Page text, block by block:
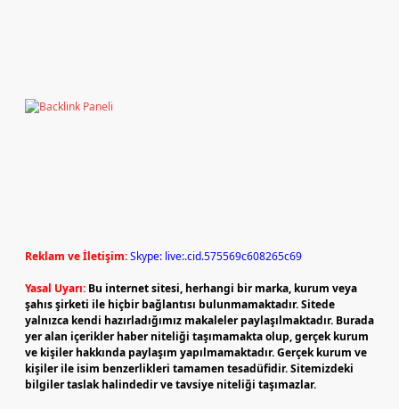
Reklam ve İletişim:Skype: live:.cid.575569c608265c69
Yasal Uyarı: Bu internet sitesi, herhangi bir marka, kurum veya
şahıs şirketi ile hiçbir bağlantısı bulunmamaktadır. Sitede
yalnızca kendi hazırladığımız makaleler paylaşılmaktadır. Burada
yer alan içerikler haber niteliği taşımamakta olup, gerçek kurum
ve kişiler hakkında paylaşım yapılmamaktadır. Gerçek kurum ve
kişiler ile isim benzerlikleri tamamen tesadüfidir. Sitemizdeki
bilgiler taslak halindedir ve tavsiye niteliği taşımazlar.